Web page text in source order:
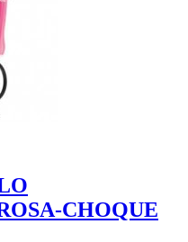
CHOQUE